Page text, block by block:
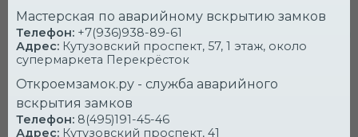
Ремонт цилиндрового замка
Установка врезного замка
В ЮЗАО выезжаем на заказ
нескольких минутпосле оформления заявки. Мы
Мастерская по аварийному вскрытию замков
Телефон: +7(936)938-89-61
Адрес: Кутузовский проспект, 57, 1 этаж, около
супермаркета Перекрёсток
Откроемзамок.ру - служба аварийного
вскрытия замков
Телефон: 8(495)191-45-46
Адрес: Кутузовский проспект, 41